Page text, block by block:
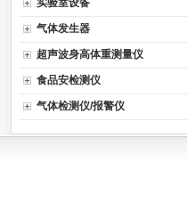
实验室设备
气体发生器
超声波身高体重测量仪
食品安检测仪
气体检测仪/报警仪